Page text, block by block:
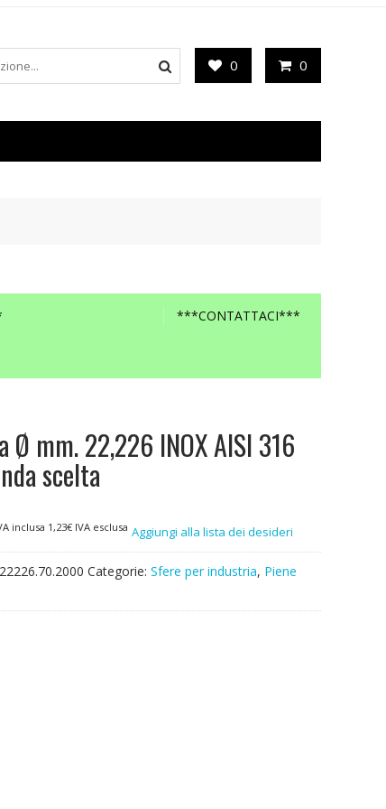
0 0
***CONTATTACI***
Ø mm. 22,226 INOX AISI 316
scelta
inclusa 1,23€IVA esclusa Aggiungi alla lista dei desideri
Categorie: Sfere per industria, Piene